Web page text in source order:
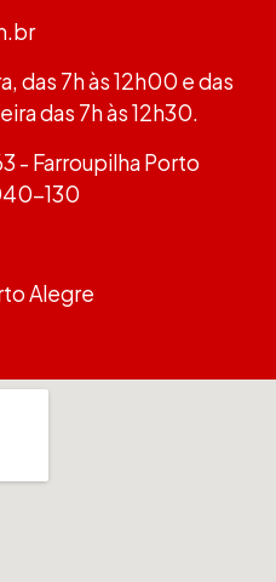
das 7h às 12h00 e das
das 7h às 12h30.
- Farroupilha Porto
130
Alegre